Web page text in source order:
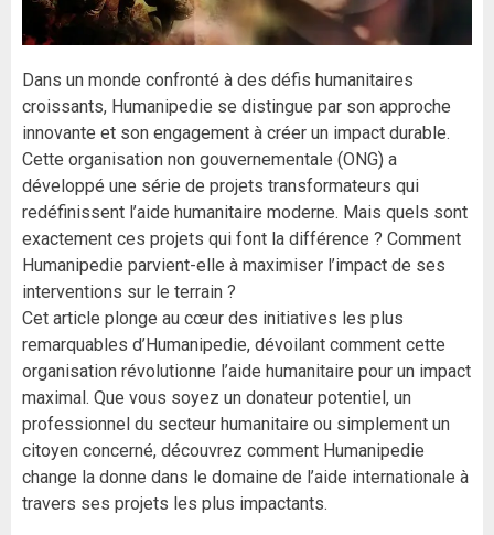
Dans un monde confronté à des défis humanitaires
croissants, Humanipedie se distingue par son approche
innovante et son engagement à créer un impact durable.
Cette organisation non gouvernementale (ONG) a
développé une série de projets transformateurs qui
redéfinissent l’aide humanitaire moderne. Mais quels sont
exactement ces projets qui font la différence ? Comment
Humanipedie parvient-elle à maximiser l’impact de ses
interventions sur le terrain ?
Cet article plonge au cœur des initiatives les plus
remarquables d’Humanipedie, dévoilant comment cette
organisation révolutionne l’aide humanitaire pour un impact
maximal. Que vous soyez un donateur potentiel, un
professionnel du secteur humanitaire ou simplement un
citoyen concerné, découvrez comment Humanipedie
change la donne dans le domaine de l’aide internationale à
travers ses projets les plus impactants.